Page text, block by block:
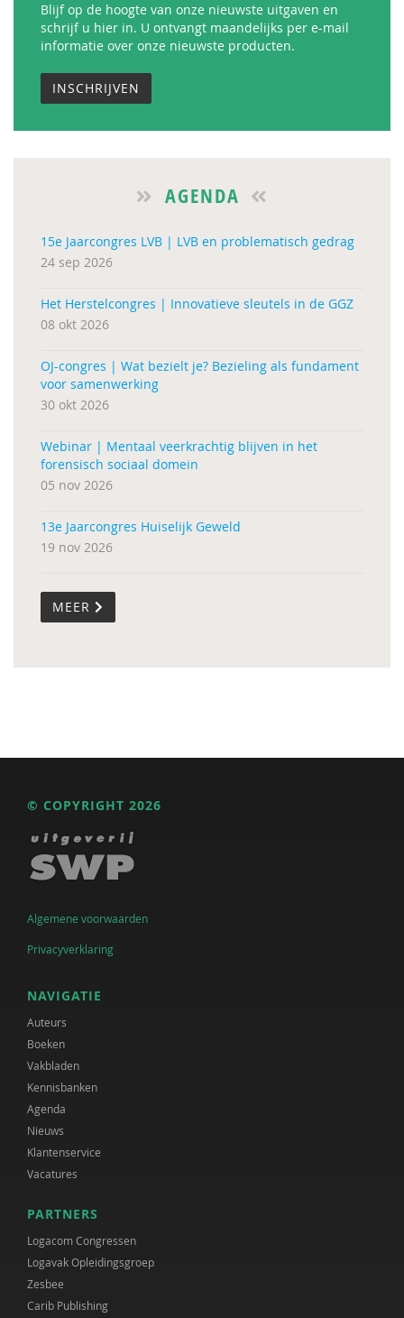
Blijf op de hoogte van onze nieuwste uitgaven en
schrijf u hier in. U ontvangt maandelijks per e-mail
informatie over onze nieuwste producten.
INSCHRIJVEN
AGENDA
15e Jaarcongres LVB | LVB en problematisch gedrag
24 sep 2026
Het Herstelcongres | Innovatieve sleutels in de GGZ
08 okt 2026
OJ-congres | Wat bezielt je? Bezieling als fundament
voor samenwerking
30 okt 2026
Webinar | Mentaal veerkrachtig blijven in het
forensisch sociaal domein
05 nov 2026
13e Jaarcongres Huiselijk Geweld
19 nov 2026
MEER
© COPYRIGHT 2026
Algemene voorwaarden
Privacyverklaring
NAVIGATIE
Auteurs
Boeken
Vakbladen
Kennisbanken
Agenda
Nieuws
Klantenservice
Vacatures
PARTNERS
Logacom Congressen
Logavak Opleidingsgroep
Zesbee
Carib Publishing